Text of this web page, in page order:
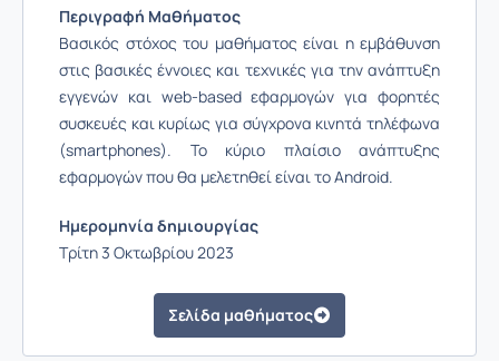
Περιγραφή Μαθήματος
Βασικός στόχος του μαθήματος είναι η εμβάθυνση
στις βασικές έννοιες και τεχνικές για την ανάπτυξη
εγγενών και web-based εφαρμογών για φορητές
συσκευές και κυρίως για σύγχρονα κινητά τηλέφωνα
(smartphones). Το κύριο πλαίσιο ανάπτυξης
εφαρμογών που θα μελετηθεί είναι το Android.
Ημερομηνία δημιουργίας
Τρίτη 3 Οκτωβρίου 2023
Σελίδα μαθήματος